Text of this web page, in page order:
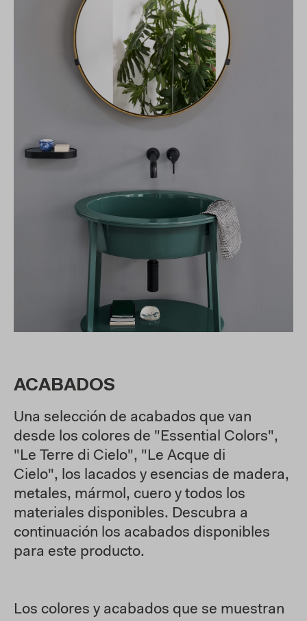
ACABADOS
Una selección de acabados que van
desde los colores de "Essential Colors",
"Le Terre di Cielo", "Le Acque di
Cielo", los lacados y esencias de madera,
metales, mármol, cuero y todos los
materiales disponibles. Descubra a
continuación los acabados disponibles
para este producto.
Los colores y acabados que se muestran